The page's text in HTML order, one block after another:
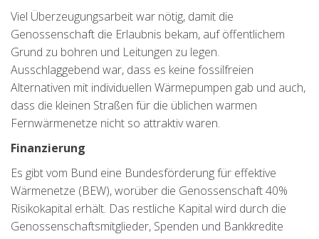
Viel Überzeugungsarbeit war nötig, damit die
Genossenschaft die Erlaubnis bekam, auf öffentlichem
Grund zu bohren und Leitungen zu legen.
Ausschlaggebend war, dass es keine fossilfreien
Alternativen mit individuellen Wärmepumpen gab und auch,
dass die kleinen Straßen für die üblichen warmen
Fernwärmenetze nicht so attraktiv waren.
Finanzierung
Es gibt vom Bund eine Bundesförderung für effektive
Wärmenetze (BEW), worüber die Genossenschaft 40%
Risikokapital erhält. Das restliche Kapital wird durch die
Genossenschaftsmitglieder, Spenden und Bankkredite